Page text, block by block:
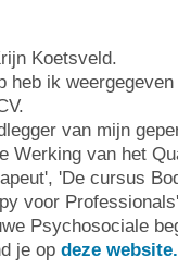
Koetsveld.
heb ik
van mijn
Werking van het
'De cursus
voor
Psychosociale
je opdeze website.